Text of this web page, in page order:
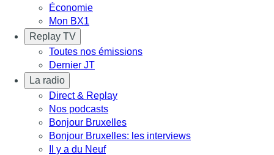
Économie
Mon BX1
Replay TV
Toutes nos émissions
Dernier JT
La radio
Direct & Replay
Nos podcasts
Bonjour Bruxelles
Bonjour Bruxelles: les interviews
Il y a du Neuf